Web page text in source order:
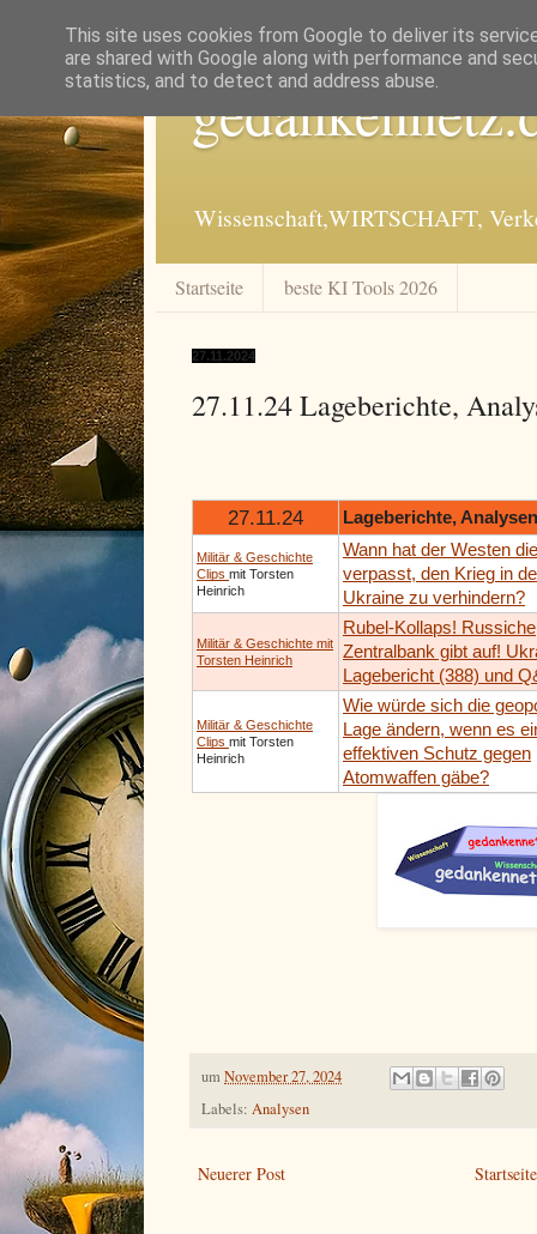
Wissenschaft,WIRTSCHAFT,
Startseite beste KI Tools 2026
27.11.2024
27.11.24 Lageberichte,
27.11.24 Lageberichte,
Militär & Geschichte
Clips mit Torsten
Heinrich
Wann hat der Westen
verpasst, den Krieg in
Ukraine zu verhindern?
Militär & Geschichte mit
Torsten Heinrich
Rubel-Kollaps! Russiche
Zentralbank gibt auf!
Lagebericht (388) und
Militär & Geschichte
Clips mit Torsten
Heinrich
Wie würde sich die
Lage ändern, wenn es
effektiven Schutz gegen
Atomwaffen gäbe?
umNovember 27, 2024
Labels: Analysen
Neuerer Post Startseite
This site uses cookies from Google to deliver its
are shared with Google along with performance and
statistics, and to detect and address abuse.